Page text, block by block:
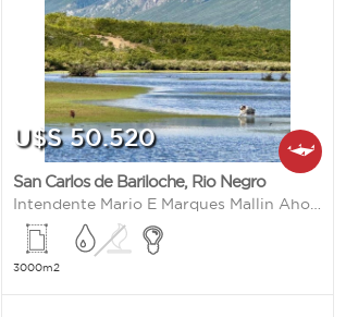
U$S 50.520
San Carlos de Bariloche, Rio Negro
Intendente Mario E Marques Mallin Ahogado S/N
3000m2